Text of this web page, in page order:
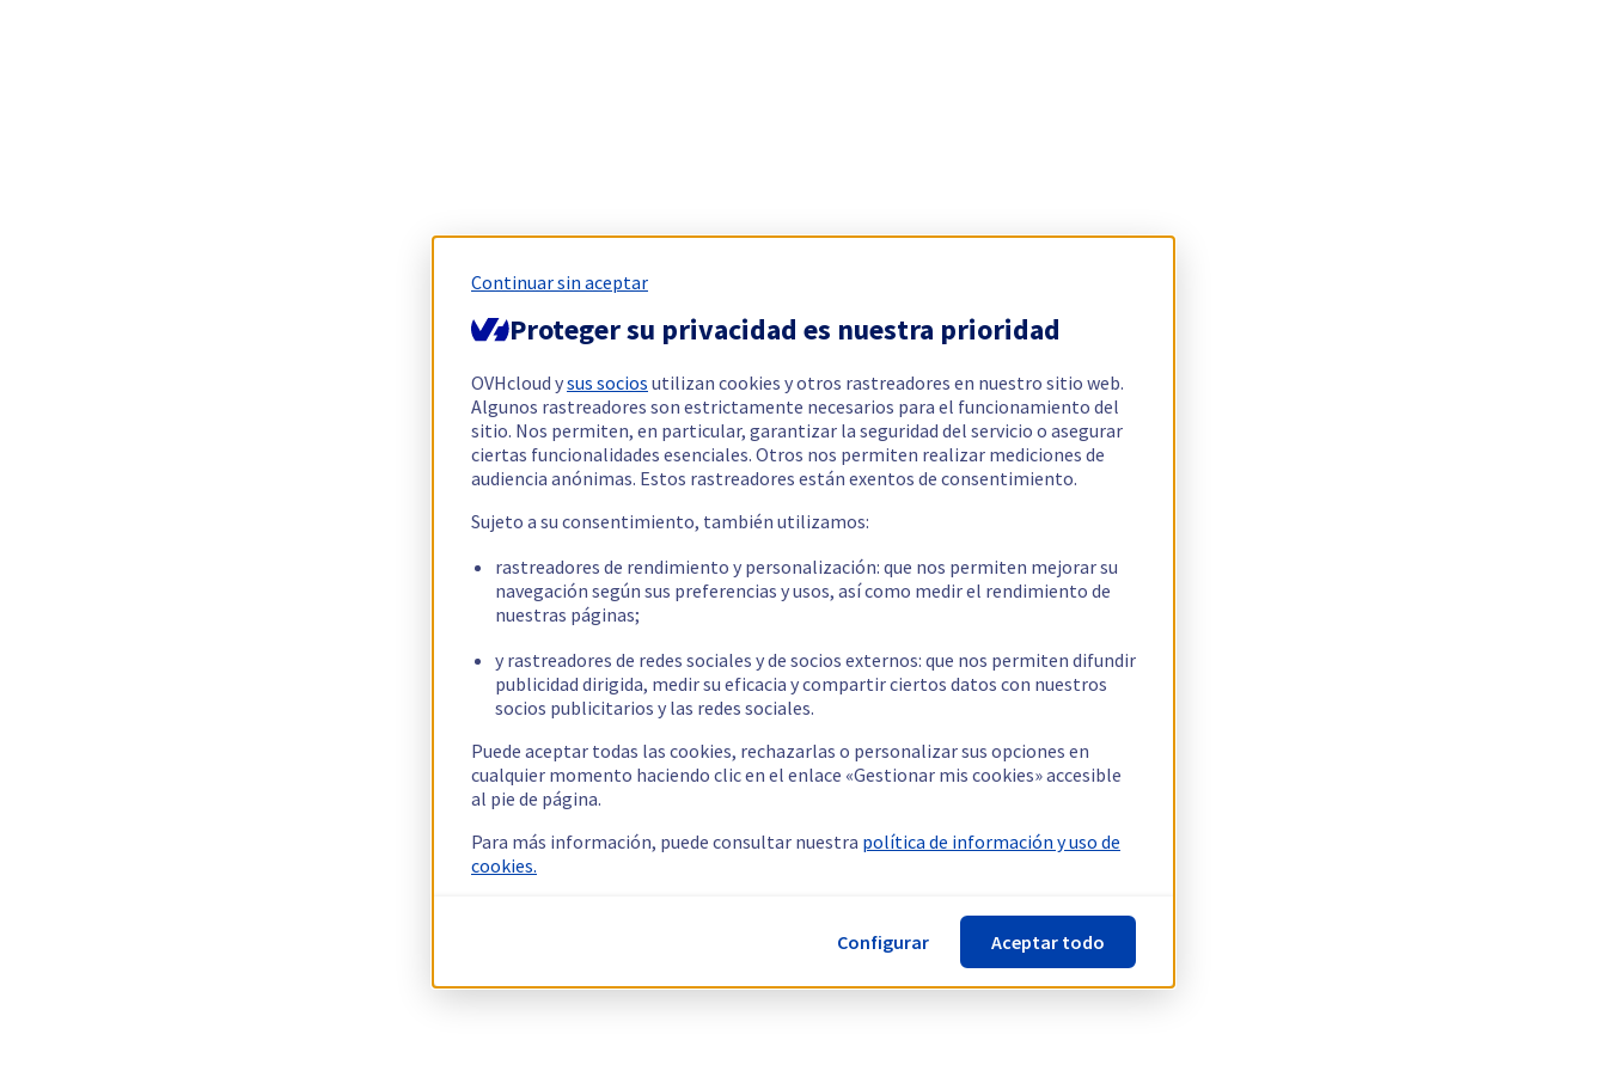
Continuar sin aceptar
Proteger su privacidad es nuestra prioridad
OVHcloud ysus socios utilizan cookies y otros rastreadores en nuestro sitio web.
Algunos rastreadores son estrictamente necesarios para el funcionamiento del
sitio. Nos permiten, en particular, garantizar la seguridad del servicio o asegurar
ciertas funcionalidades esenciales. Otros nos permiten realizar mediciones de
audiencia anónimas. Estos rastreadores están exentos de consentimiento.
Sujeto a su consentimiento, también utilizamos:
rastreadores de rendimiento y personalización: que nos permiten mejorar su
navegación según sus preferencias y usos, así como medir el rendimiento de
nuestras páginas;
y rastreadores de redes sociales y de socios externos: que nos permiten difundir
publicidad dirigida, medir su eficacia y compartir ciertos datos con nuestros
socios publicitarios y las redes sociales.
Puede aceptar todas las cookies, rechazarlas o personalizar sus opciones en
cualquier momento haciendo clic en el enlace «Gestionar mis cookies» accesible
al pie de página.
Para más información, puede consultar nuestra política de información y uso de
cookies.
Configurar Aceptar todo